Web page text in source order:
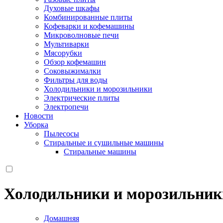
Духовые шкафы
Комбинированные плиты
Кофеварки и кофемашины
Микроволновые печи
Мультиварки
Мясорубки
Обзор кофемашин
Соковыжималки
Фильтры для воды
Холодильники и морозильники
Электрические плиты
Электропечи
Новости
Уборка
Пылесосы
Стиральные и сушильные машины
Стиральные машины
Холодильники и
Домашняя